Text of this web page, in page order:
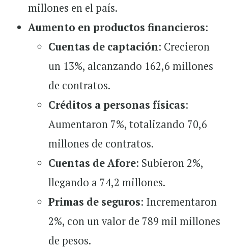
millones en el país.
Aumento en productos financieros:
Cuentas de captación: Crecieron
un 13%, alcanzando 162,6 millones
de contratos.
Créditos a personas físicas:
Aumentaron 7%, totalizando 70,6
millones de contratos.
Cuentas de Afore: Subieron 2%,
llegando a 74,2 millones.
Primas de seguros: Incrementaron
2%, con un valor de 789 mil millones
de pesos.